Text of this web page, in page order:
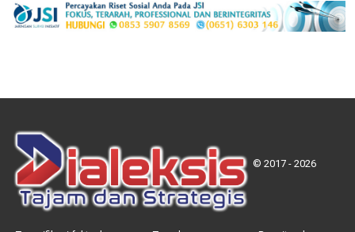
© 2017 - 2026